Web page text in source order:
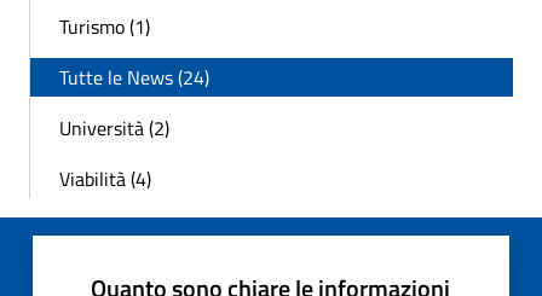
Turismo (1)
Tutte le News (24)
Università (2)
Viabilità (4)
Quanto sono chiare le informazioni